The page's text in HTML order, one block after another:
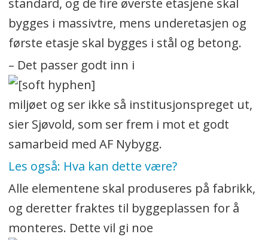
standard, og de fire øverste etasjene skal
bygges i massivtre, mens underetasjen og
første etasje skal bygges i stål og betong.
– Det passer godt inn i
miljøet og ser ikke så institusjonspreget ut,
sier Sjøvold, som ser frem i mot et godt
samarbeid med AF Nybygg.
Les også: Hva kan dette være?
Alle elementene skal produseres på fabrikk,
og deretter fraktes til byggeplassen for å
monteres. Dette vil gi noe